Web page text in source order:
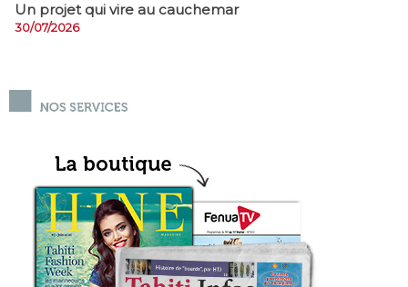
Un projet qui vire au cauchemar
30/07/2026